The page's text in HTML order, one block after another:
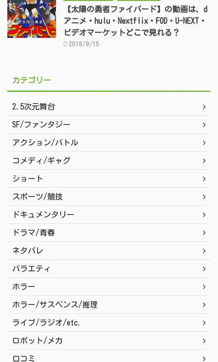
【太陽の勇者ファイバード】の動画は、d
アニメ・hulu・Nextflix・FOD・U-NEXT・
ビデオマーケットどこで見れる？
2018/9/15
カテゴリー
2.5次元舞台
SF/ファンタジー
アクション/バトル
コメディ/ギャグ
ショート
スポーツ/競技
ドキュメンタリー
ドラマ/青春
ネタバレ
バラエティ
ホラー
ホラー/サスペンス/推理
ライブ/ラジオ/etc.
ロボット/メカ
口コミ